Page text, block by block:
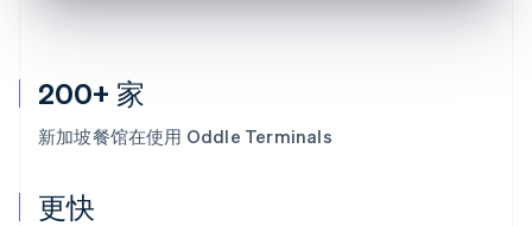
200+ 家
新加坡餐馆在使用 Oddle Terminals
更快